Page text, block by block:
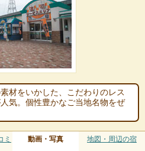
材をいかした、こだわりのレス
気。個性豊かなご当地名物をぜ
ミ 動画・写真 地図・周辺の宿